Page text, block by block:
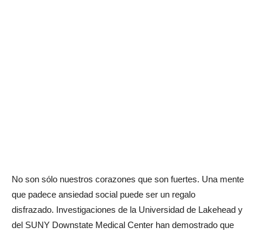
No son sólo nuestros corazones que son fuertes. Una mente
que padece ansiedad social puede ser un regalo
disfrazado. Investigaciones de la Universidad de Lakehead y
del SUNY Downstate Medical Center han demostrado que